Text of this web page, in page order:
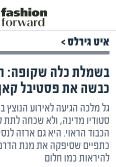
איט גירלס >
בשמלת כלה שקופה:
כבשה את פסטיבל
גל מלכה הגיעה לאירוע
סטודיו מדינה, ולא שכחה
הכבוד הראוי. היא גם ארזה
כתפיים שסיפקה את מנת
להיראות כמו חלום